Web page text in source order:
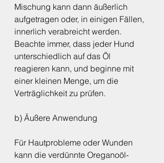
Mischung kann dann äußerlich
aufgetragen oder, in einigen Fällen,
innerlich verabreicht werden.
Beachte immer, dass jeder Hund
unterschiedlich auf das Öl
reagieren kann, und beginne mit
einer kleinen Menge, um die
Verträglichkeit zu prüfen.
b) Äußere Anwendung
Für Hautprobleme oder Wunden
kann die verdünnte Oreganoöl-